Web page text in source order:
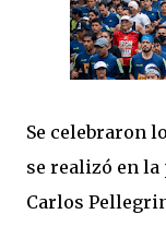
Se celebraron
se realizó en la
Carlos